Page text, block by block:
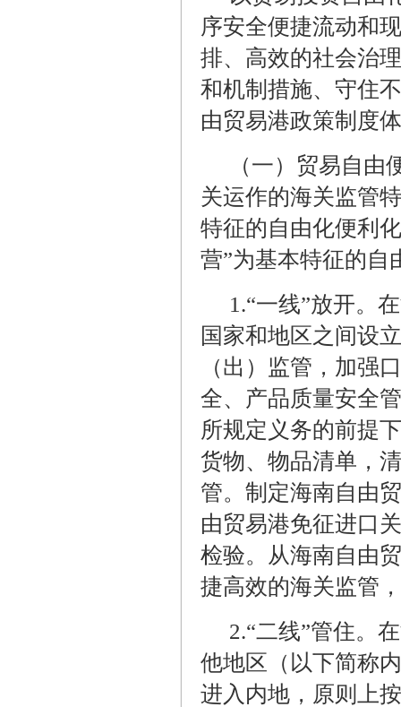
序安全便捷流动和
排、高效的社会治
和机制措施、守住
由贸易港政策制度
（一）贸易自
关运作的海关监管
特征的自由化便利
营”为基本特征的自
1.“一线”放开。
国家和地区之间设
（出）监管，加强
全、产品质量安全
所规定义务的前提
货物、物品清单，
管。制定海南自由
由贸易港免征进口
检验。从海南自由
捷高效的海关监管
2.“二线”管住。
他地区（以下简称
进入内地，原则上